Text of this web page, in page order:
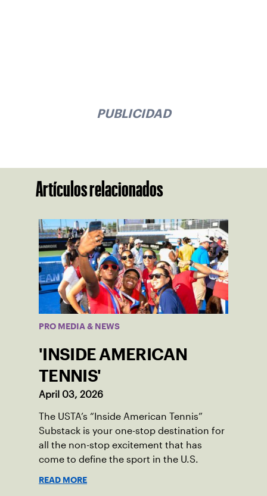
PUBLICIDAD
Artículos relacionados
PRO MEDIA & NEWS
'INSIDE AMERICAN
TENNIS'
April 03, 2026
The USTA’s “Inside American Tennis”
Substack is your one-stop destination for
all the non-stop excitement that has
come to define the sport in the U.S.
READ MORE